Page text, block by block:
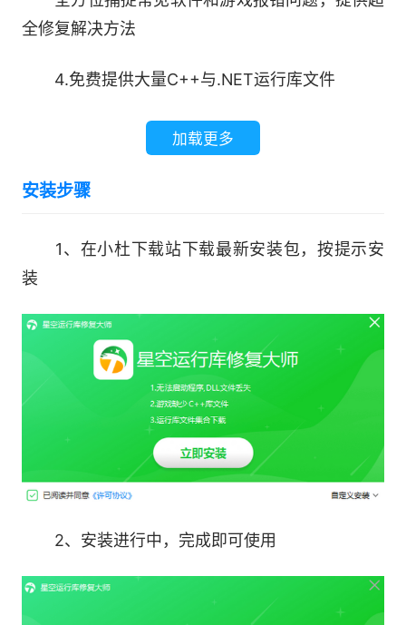
全修复解决方法
4.免费提供大量C++与.NET运行库文件
一键修复运行库问题，节省宝贵时间
软件特色：
复方案。
c.提升程序稳定性，杜绝关键时刻掉链子。
d.优化主页面组件显示问题，页面更简洁。
加载更多
安装步骤
1、在小杜下载站下载最新安装包，按提示安
装
2、安装进行中，完成即可使用